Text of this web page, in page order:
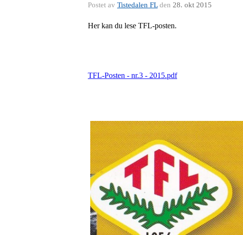
Postet av Tistedalen FLden 28. okt 2015
Her kan du lese TFL-posten.
TFL-Posten - nr.3 - 2015.pdf